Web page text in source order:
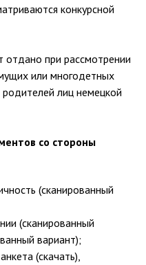
конкурсной
при рассмотрении
или многодетных
лиц немецкой
со стороны
(сканированный
(сканированный
вариант);
(скачать),